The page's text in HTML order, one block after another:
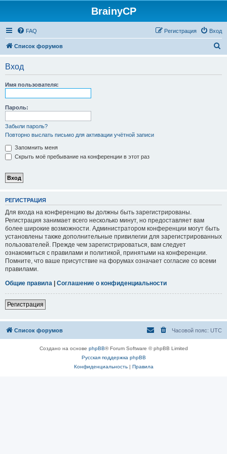
BrainyCP
FAQ Вход
Регистрация
Список форумов
Вход
Имя пользователя:
Пароль:
Забыли пароль?
Повторно выслать письмо для активации учётной записи
Запомнить меня
Скрыть моё пребывание на конференции в этот раз
РЕГИСТРАЦИЯ
Для входа на конференцию вы должны быть зарегистрированы.
Регистрация занимает всего несколько минут, но предоставляет вам
более широкие возможности. Администратором конференции могут быть
установлены также дополнительные привилегии для зарегистрированных
пользователей. Прежде чем зарегистрироваться, вам следует
ознакомиться с правилами и политикой, принятыми на конференции.
Помните, что ваше присутствие на форумах означает согласие со всеми
правилами.
Общие правила | Соглашение о конфиденциальности
Регистрация
Список форумов Часовой пояс: UTC
Создано на основе phpBB® Forum Software © phpBB Limited
Русская поддержка phpBB
Конфиденциальность| Правила